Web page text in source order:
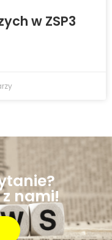
w ZSP3
nami!